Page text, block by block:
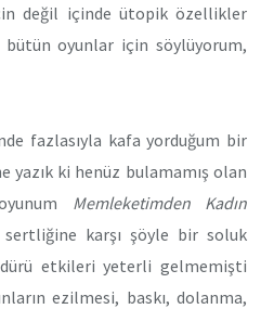
değil içinde ütopik özellikler
bütün oyunlar için söylüyorum,
fazlasıyla kafa yorduğum bir
ki henüz bulamamış olan
Memleketimden Kadın
sertliğine karşı şöyle bir soluk
etkileri yeterli gelmemişti
ezilmesi, baskı, dolanma,